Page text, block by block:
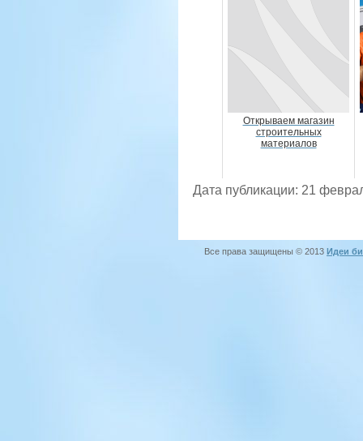
Открываем магазин
строительных
материалов
Дата публикации: 21
Все права защищены © 2013 Идеи